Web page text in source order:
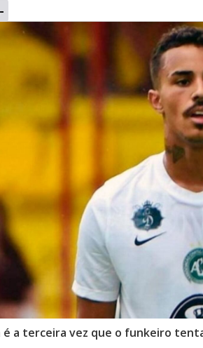
é a terceira vez que o funkeiro